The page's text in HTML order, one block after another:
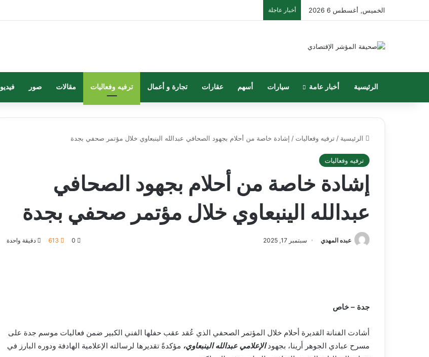
الخميس, أغسطس 6 2026 أخبار عاجلة
الرئيسية أخبار عامة سيارات أسهم عقارات تجارة و أعمال ترفيه وفعاليات مقالات صور فيديو
الرئيسية / ترفيه وفعاليات / إشادة خاصة من أحلام بجهود الصحافي عبدالله الينبعاوي خلال مؤتمر صحفي بجدة
ترفيه وفعاليات
إشادة خاصة من أحلام بجهود الصحافي
عبدالله الينبعاوي خلال مؤتمر صحفي بجدة
عبده المهدي سبتمبر 17, 2025 0
613 دقيقة واحدة
جدة – خاص
أشادت الفنانة القديرة أحلام خلال المؤتمر الصحفي الذي عُقد عقب حفلها الفني الكبير ضمن فعاليات موسم جدة على
مسرح عبادي الجوهر أرينا، بجهودالإعلامي عبدالله الينبعاوي، مؤكدةً تقديرها لرسالته الإعلامية الهادفة ودوره البارز في